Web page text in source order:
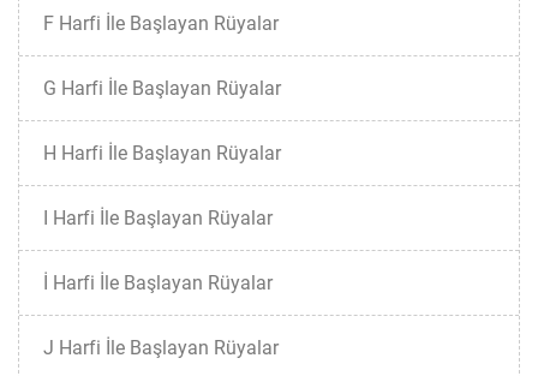
F Harfi İle Başlayan Rüyalar
G Harfi İle Başlayan Rüyalar
H Harfi İle Başlayan Rüyalar
I Harfi İle Başlayan Rüyalar
İ Harfi İle Başlayan Rüyalar
J Harfi İle Başlayan Rüyalar